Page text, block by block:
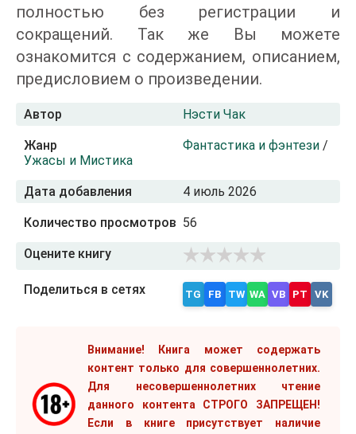
полностью без регистрации и
сокращений. Так же Вы можете
ознакомится с содержанием, описанием,
предисловием о произведении.
Автор Нэсти Чак
Жанр Фантастика и фэнтези /
Ужасы и Мистика
Дата добавления 4 июль 2026
Количество просмотров 56
Оцените книгу
Поделиться в сетях TG FB TW WA VB PT VK
Внимание! Книга может содержать
контент только для совершеннолетних.
Для несовершеннолетних чтение
данного контента СТРОГО ЗАПРЕЩЕН!
Если в книге присутствует наличие